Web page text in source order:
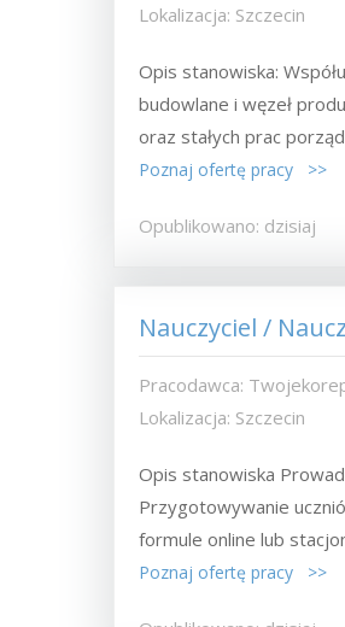
Lokalizacja: Szczecin
Opis stanowiska:
budowlane i węzeł
oraz stałych prac
Poznaj ofertę pracy >>
Opublikowano: dzisiaj
Nauczyciel /
Pracodawca:
Lokalizacja: Szczecin
Opis stanowiska
Przygotowywanie
formule online lub
Poznaj ofertę pracy >>